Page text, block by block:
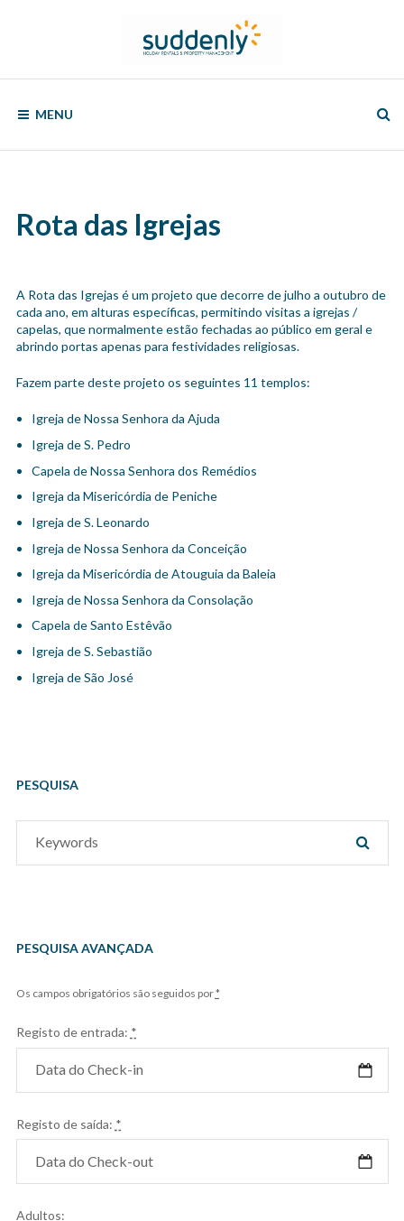
and
Management
MENU
Rota das Igrejas
A Rota das Igrejas é um projeto que decorre de julho a outubro de
cada ano, em alturas específicas, permitindo visitas a igrejas /
capelas, que normalmente estão fechadas ao público em geral e
abrindo portas apenas para festividades religiosas.
Fazem parte deste projeto os seguintes 11 templos:
Igreja de Nossa Senhora da Ajuda
Igreja de S. Pedro
Capela de Nossa Senhora dos Remédios
Igreja da Misericórdia de Peniche
Igreja de S. Leonardo
Igreja de Nossa Senhora da Conceição
Igreja da Misericórdia de Atouguia da Baleia
Igreja de Nossa Senhora da Consolação
Capela de Santo Estêvão
Igreja de S. Sebastião
Igreja de São José
PESQUISA
PESQUISA AVANÇADA
Os campos obrigatórios são seguidos por*
Registo de entrada: *
Registo de saída: *
Adultos: